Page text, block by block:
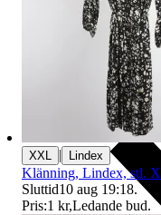
XXL | Lindex
Klänning, Lindex, stl.
Sluttid10 aug 19:18.
Pris:1 kr,Ledande bud.